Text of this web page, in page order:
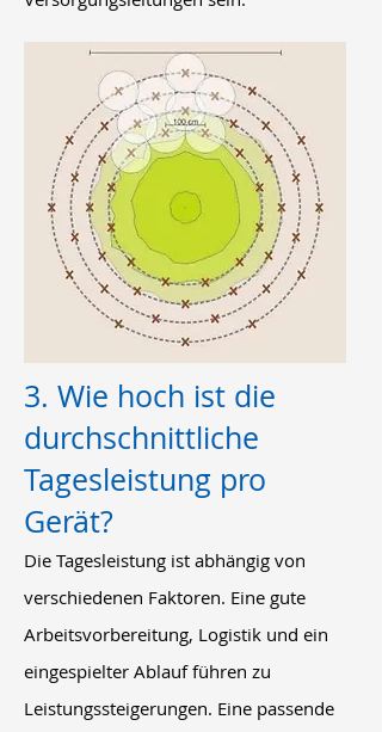
3. Wie hoch ist die
durchschnittliche
Tagesleistung pro
Gerät?
Die Tagesleistung ist abhängig von
verschiedenen Faktoren. Eine gute
Arbeitsvorbereitung, Logistik und ein
eingespielter Ablauf führen zu
Leistungssteigerungen. Eine passende